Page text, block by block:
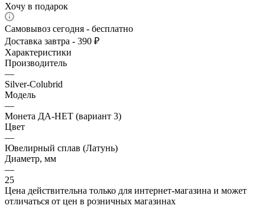
Хочу в подарок
Самовывоз сегодня - бесплатно
Доставка завтра - 390 ₽
Характеристики
Производитель
—
Silver-Colubrid
Модель
—
Монета ДА-НЕТ (вариант 3)
Цвет
—
Ювелирный сплав (Латунь)
Диаметр, мм
—
25
Цена действительна только для интернет-магазина и может
отличаться от цен в розничных магазинах